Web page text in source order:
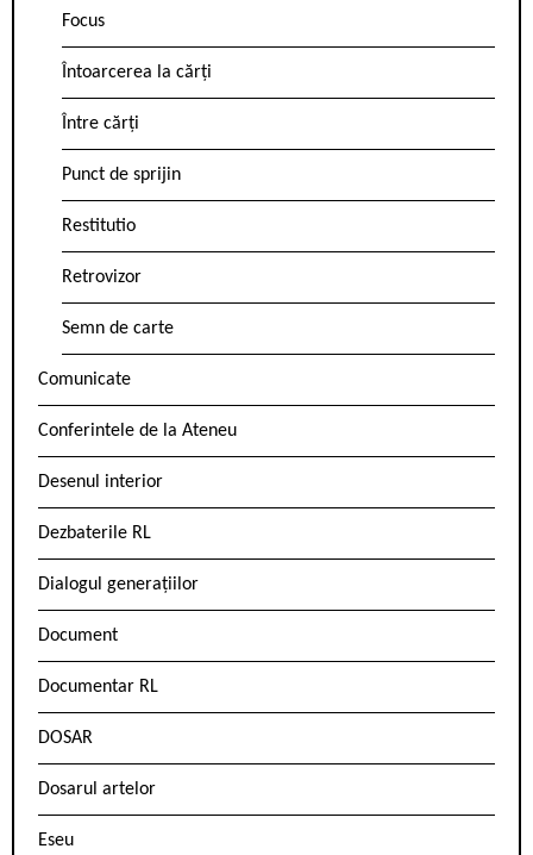
Focus
Întoarcerea la cărți
Între cărți
Punct de sprijin
Restitutio
Retrovizor
Semn de carte
Comunicate
Conferintele de la Ateneu
Desenul interior
Dezbaterile RL
Dialogul generațiilor
Document
Documentar RL
DOSAR
Dosarul artelor
Eseu